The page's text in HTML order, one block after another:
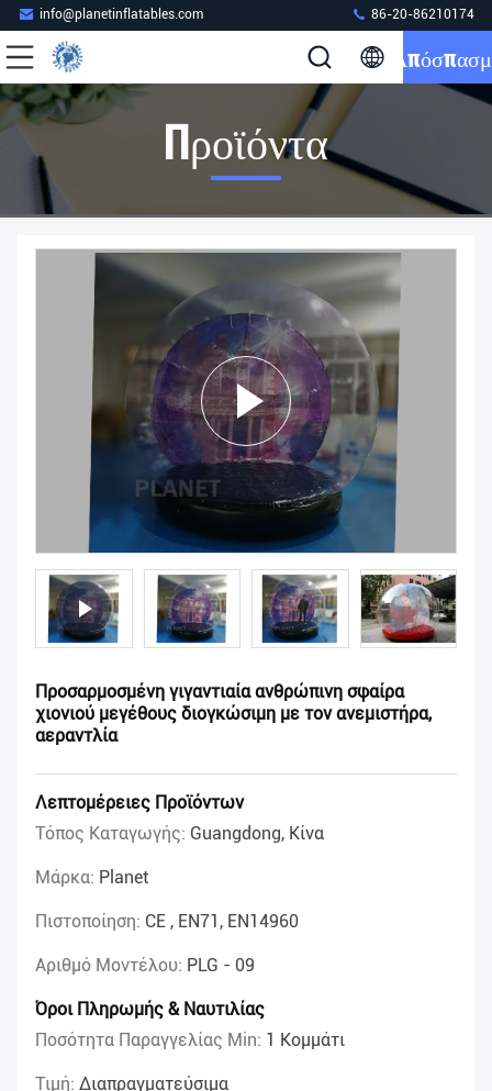
info@planetinflatables.com 86-20-86210174
Προϊόντα
Προσαρμοσμένη γιγαντιαία ανθρώπινη σφαίρα
χιονιού μεγέθους διογκώσιμη με τον ανεμιστήρα,
αεραντλία
Λεπτομέρειες Προϊόντων
Τόπος Καταγωγής: Guangdong, Κίνα
Μάρκα: Planet
Πιστοποίηση: CE , EN71, EN14960
Αριθμό Μοντέλου: PLG - 09
Όροι Πληρωμής & Ναυτιλίας
Ποσότητα Παραγγελίας Min: 1 Κομμάτι
Τιμή: Διαπραγματεύσιμα